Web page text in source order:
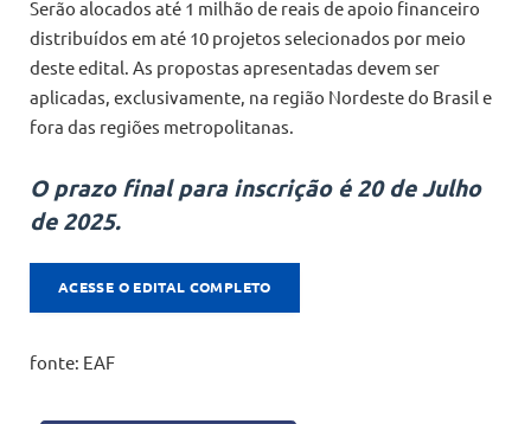
Serão alocados até 1 milhão de reais de apoio financeiro
distribuídos em até 10 projetos selecionados por meio
deste edital. As propostas apresentadas devem ser
aplicadas, exclusivamente, na região Nordeste do Brasil e
fora das regiões metropolitanas.
O prazo final para inscrição é 20 de Julho
de 2025.
ACESSE O EDITAL COMPLETO
fonte: EAF